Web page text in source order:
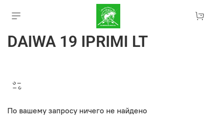
DAIWA 19 IPRIMI LT
По вашему запросу ничего не найдено